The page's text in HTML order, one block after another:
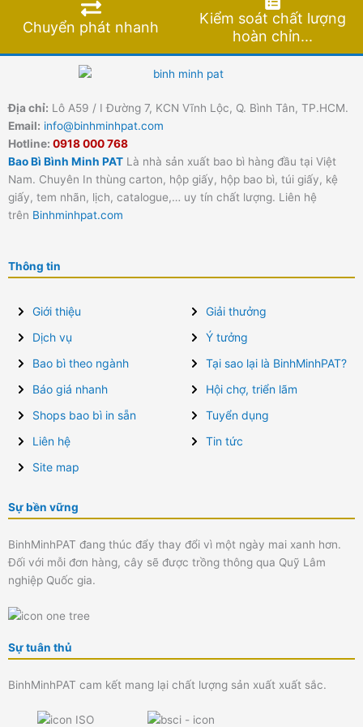
Chuyển phát nhanh
Kiểm soát chất lượng
hoàn chỉn...
Địa chỉ: Lô A59 / I Đường 7, KCN Vĩnh Lộc, Q. Bình Tân, TP.HCM.
Email: info@binhminhpat.com
Hotline: 0918 000 768
Bao Bì Bình Minh PAT Là nhà sản xuất bao bì hàng đầu tại Việt
Nam. Chuyên In thùng carton, hộp giấy, hộp bao bì, túi giấy, kệ
giấy, tem nhãn, lịch, catalogue,… uy tín chất lượng. Liên hệ
trên Binhminhpat.com
Thông tin
Giới thiệu
Dịch vụ
Bao bì theo ngành
Báo giá nhanh
Shops bao bì in sẵn
Liên hệ
Site map
Giải thưởng
Ý tưởng
Tại sao lại là BinhMinhPAT?
Hội chợ, triển lãm
Tuyển dụng
Tin tức
Sự bền vững
BinhMinhPAT đang thúc đẩy thay đổi vì một ngày mai xanh hơn.
Đối với mỗi đơn hàng, cây sẽ được trồng thông qua Quỹ Lâm
nghiệp Quốc gia.
Sự tuân thủ
BinhMinhPAT cam kết mang lại chất lượng sản xuất xuất sắc.